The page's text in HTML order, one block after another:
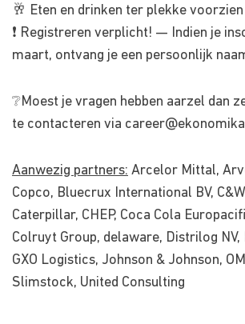
🥂 Eten en drinken ter plekke voorzien
❗️ Registreren verplicht! — Indien je
maart, ontvang je een persoonlijk
❔Moest je vragen hebben aarzel dan
te contacteren via
Aanwezig partners: Arcelor Mittal,
Copco, Bluecrux International BV,
Caterpillar, CHEP, Coca Cola
Colruyt Group, delaware, Distrilog NV,
GXO Logistics, Johnson & Johnson,
Slimstock, United Consulting